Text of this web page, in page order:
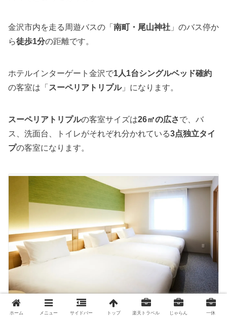
金沢市内を走る周遊バスの「 南町・尾山神社 」のバス停か
ら徒歩1分の距離です。
ホテルインターゲート金沢で1人1台シングルベッド確約
の客室は「 スーペリアトリプル」になります。
スーペリアトリプルの客室サイズは26㎡の広さで、バ
ス、洗面台、トイレがそれぞれ分かれている3点独立タイ
プの客室になります。
ホーム メニュー サイドバー トップ 楽天トラベル じゃらん 一休